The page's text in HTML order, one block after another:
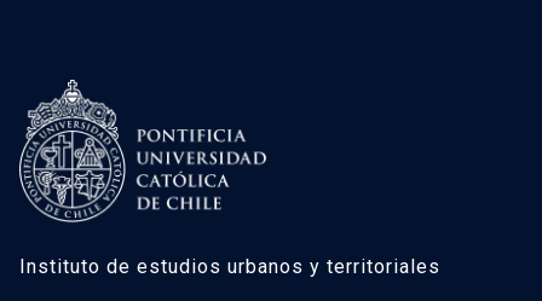
Instituto de estudios urbanos y territoriales